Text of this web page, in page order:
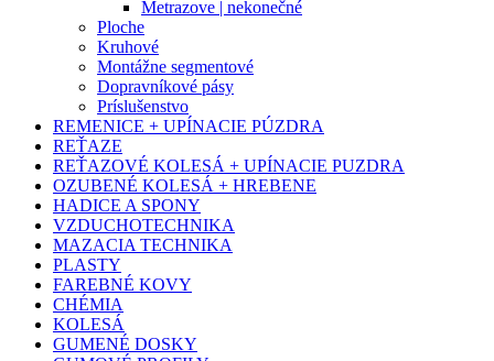
Metrazove | nekonečné
Ploche
Kruhové
Montážne segmentové
Dopravníkové pásy
Príslušenstvo
REMENICE + UPÍNACIE PÚZDRA
REŤAZE
REŤAZOVÉ KOLESÁ + UPÍNACIE PUZDRA
OZUBENÉ KOLESÁ + HREBENE
HADICE A SPONY
VZDUCHOTECHNIKA
MAZACIA TECHNIKA
PLASTY
FAREBNÉ KOVY
CHÉMIA
KOLESÁ
GUMENÉ DOSKY